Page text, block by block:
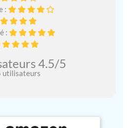
:
:
4.5/5
utilisateurs